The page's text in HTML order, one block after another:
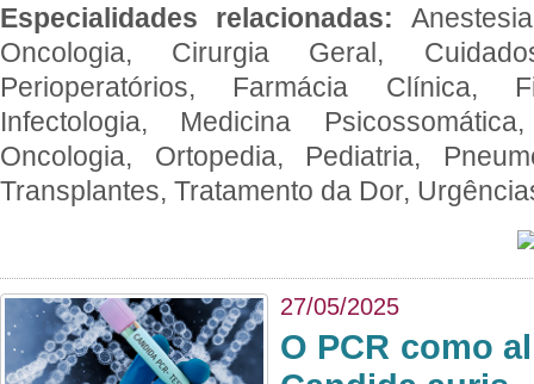
Especialidades relacionadas:
Oncologia, Cirurgia Geral,
Perioperatórios, Farmácia Clínica,
Infectologia, Medicina
Oncologia, Ortopedia, Pediatria,
Transplantes, Tratamento da Dor,
27/05/2025
O PCR como